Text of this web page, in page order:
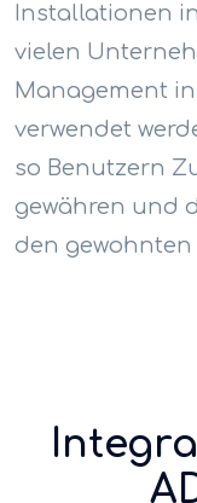
Installationen
vielen
Management
verwendet
so Benutzern
gewähren und
den gewohnten